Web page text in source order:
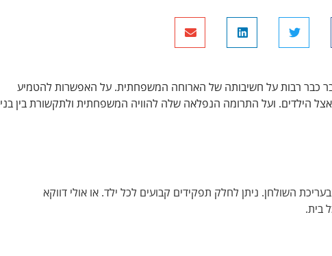
כבר רבות על חשיבותה של הארוחה המשפחתית. על האפשרות להטמיע
הילדים. ועל התרומה הנפלאה שלה להוויה המשפחתית ולתקשורת בין בני
השולחן. ניתן לחלק תפקידים קבועים לכל ילד. או אולי דווקא
בית.